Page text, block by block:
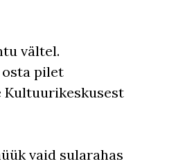
vältel.
osta pilet
Kultuurikeskusest
vaid sularahas